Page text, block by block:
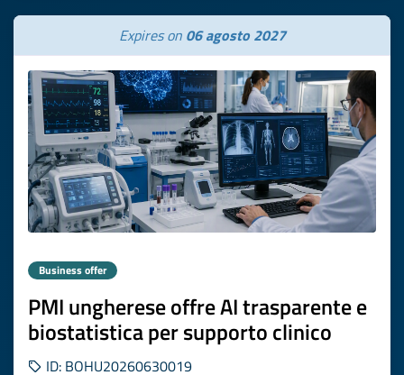
Expires on 06 agosto 2027
Business offer
PMI ungherese offre AI trasparente e
biostatistica per supporto clinico
ID: BOHU20260630019